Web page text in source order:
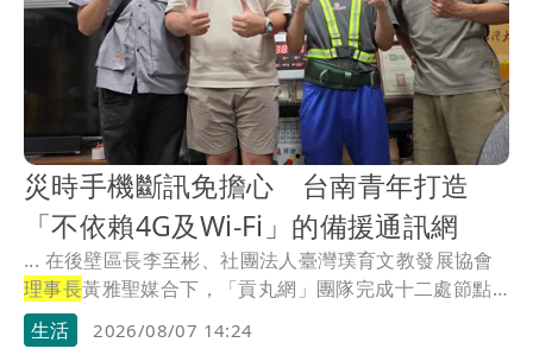
災時手機斷訊免擔心 台南青年打造
「不依賴4G及Wi-Fi」的備援通訊網
... 在後壁區長李至彬、社團法人臺灣璞育文教發展協會
理事長黃雅聖媒合下，「貢丸網」團隊完成十二處節點
布...
生活 2026/08/07 14:24